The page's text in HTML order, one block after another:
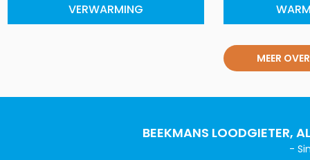
VERWARMING
MEER
BEEKMANS LOODGIETER,
-